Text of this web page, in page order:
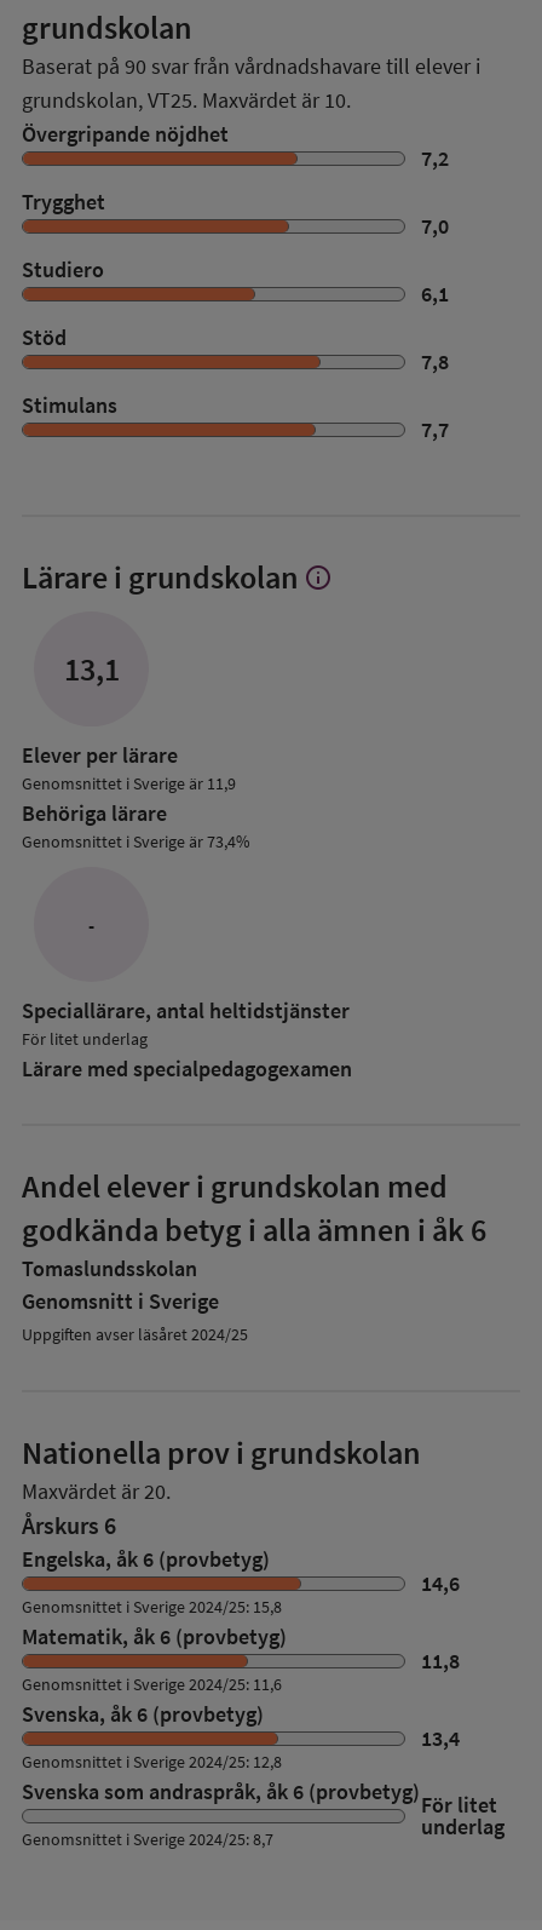
grundskolan
Baserat på 90 svar från vårdnadshavare till elever i
grundskolan,VT25. Maxvärdet är 10.
Övergripande nöjdhet
7,2
Trygghet
7,0
Studiero
6,1
Stöd
7,8
Stimulans
7,7
Lärare i grundskolan Visa
info
13,1
Elever per lärare
Genomsnittet i Sverige är 11,9
Behöriga lärare
Genomsnittet i Sverige är 73,4%
-
Speciallärare, antal heltidstjänster
För litet underlag
Lärare med specialpedagog­examen
Andel elever i grundskolan med
godkända betyg i alla ämnen i åk 6
Tomaslundsskolan
Genomsnitt i Sverige
Uppgiften avser läsåret 2024/25
Nationella prov i grundskolan
Maxvärdet är 20.
Årskurs 6
Engelska, åk 6 (provbetyg)
14,6
Genomsnittet i Sverige 2024/25: 15,8
Matematik, åk 6 (provbetyg)
11,8
Genomsnittet i Sverige 2024/25: 11,6
Svenska, åk 6 (provbetyg)
13,4
Genomsnittet i Sverige 2024/25: 12,8
Svenska som andraspråk, åk 6 (provbetyg)För litet
underlag
Genomsnittet i Sverige 2024/25: 8,7